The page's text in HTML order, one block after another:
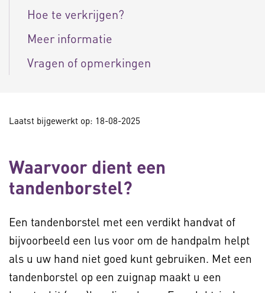
Hoe te verkrijgen?
Meer informatie
Vragen of opmerkingen
Laatst bijgewerkt op: 18-08-2025
Waarvoor dient een
tandenborstel?
Een tandenborstel met een verdikt handvat of
bijvoorbeeld een lus voor om de handpalm helpt
als u uw hand niet goed kunt gebruiken. Met een
tandenborstel op een zuignap maakt u een